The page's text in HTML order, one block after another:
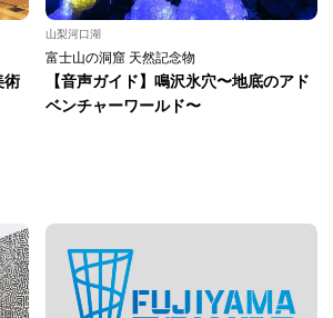
術
山梨河口湖
富士山の洞窟 天然記念物
【音声ガイド】鳴沢氷穴〜地底のアド
ベンチャーワールド〜